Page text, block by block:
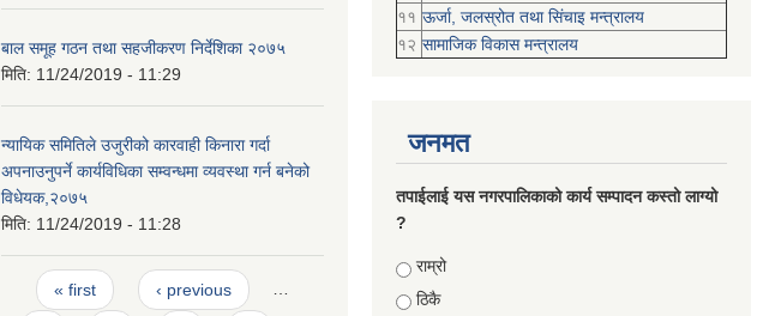
बाल समूह गठन तथा सहजीकरण निर्देशिका २०७५
मिति: 11/24/2019 - 11:29
न्यायिक समितिले उजुरीको कारवाही किनारा गर्दा
अपनाउनुपर्ने कार्यविधिका सम्वन्धमा व्यवस्था गर्न बनेको
विधेयक,२०७५
मिति: 11/24/2019 - 11:28
Pages
« first ‹ previous …
११ ऊर्जा, जलस्रोत तथा सिंचाइ मन्त्रालय
१२ सामाजिक विकास मन्‍‍त्रालय
जनमत
तपाईलाई यस नगरपालिकाको कार्य सम्पादन कस्तो लाग्यो
?
Choices
राम्रो
ठिकै